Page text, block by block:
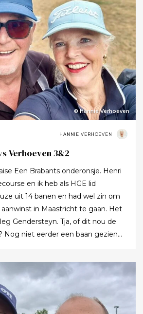
© Hannie Verhoeven
HANNIE VERHOEVEN
Verhoeven 3&2
Henri
en ik heb als HGE lid
uit 14 banen en had wel zin om
in Maastricht te gaan. Het
Ze hebben echt hun best gedaan
en de greens groen te houden
allerlei andere problemen op (
en op de greens ) dus